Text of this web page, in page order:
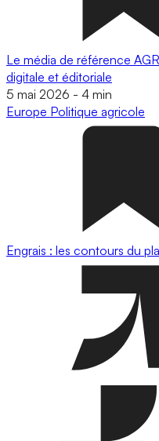
Le média de référence
digitale et éditoriale
5 mai 2026 - 4 min
Europe Politique agricole
Engrais : les contours du